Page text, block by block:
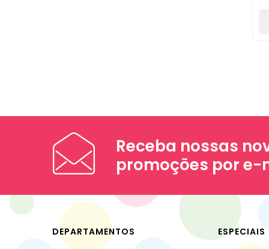
Receba nossas
promoções por e-
DEPARTAMENTOS ESPECIAIS